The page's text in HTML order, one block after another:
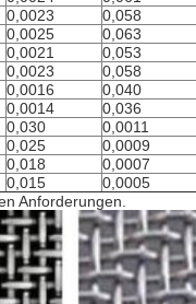
0,0023 0,058
0,0025 0,063
0,0021 0,053
0,0023 0,058
0,0016 0,040
0,0014 0,036
0,030 0,0011
0,025 0,0009
0,018 0,0007
0,015 0,0005
Anforderungen.